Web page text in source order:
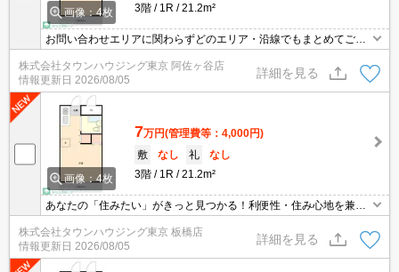
画像：4枚
3階
1R 21.2m²
お問い合わせエリアに関わらずどのエリア・沿線でもまとめてご紹
介可能です！！迷われている場合はますご相談くださいませ。
株式会社タウンハウジング東京 阿佐ヶ谷店
情報更新日 2026/08/05
詳細を見る
画像：4枚
7万円(管理費等：4,000円)
敷
なし 礼
なし
3階
1R 21.2m²
あなたの「住みたい」がきっと見つかる！利便性・住み心地を兼ね
揃えた賃貸物件！お気軽にご相談ください。お部屋探しはタウンハ
ウジングへお任せください！
株式会社タウンハウジング東京 板橋店
情報更新日 2026/08/05
詳細を見る